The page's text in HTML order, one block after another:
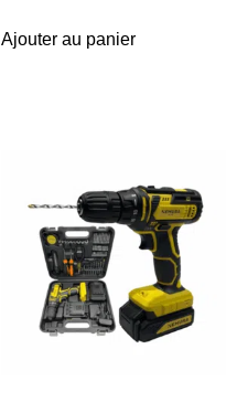
Ajouter au panier